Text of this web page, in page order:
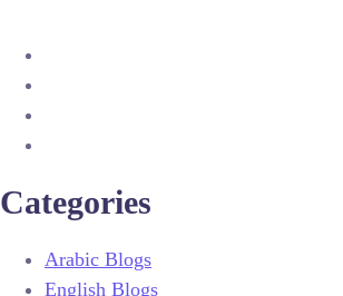
Categories
Arabic Blogs
English Blogs